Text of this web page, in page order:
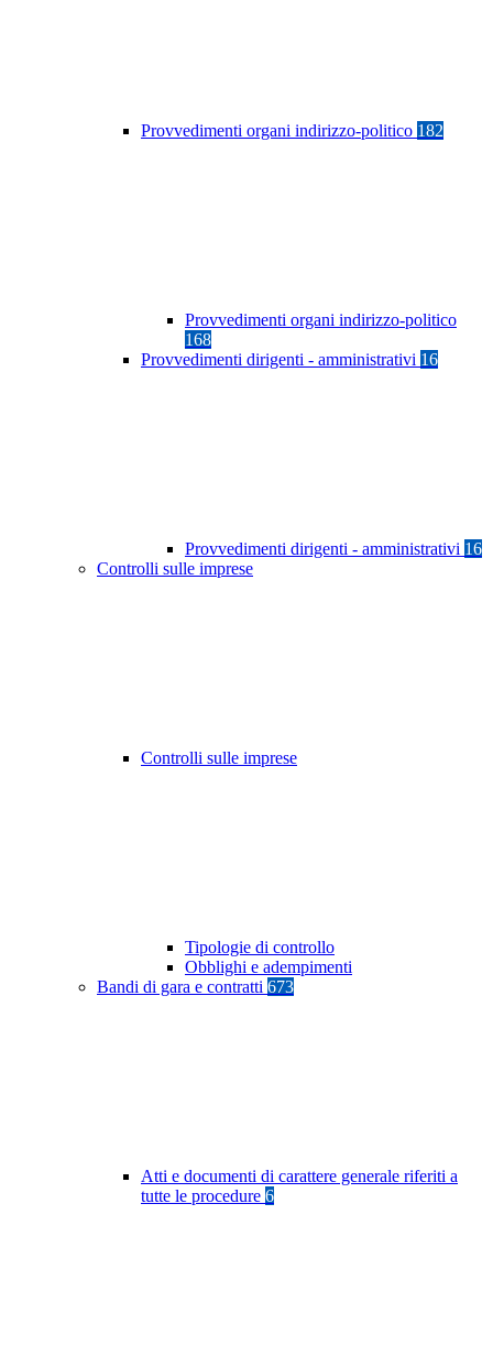
Provvedimenti organi indirizzo-politico 182
Provvedimenti organi indirizzo-politico
168
Provvedimenti dirigenti - amministrativi 16
Provvedimenti dirigenti - amministrativi 16
Controlli sulle imprese
Controlli sulle imprese
Tipologie di controllo
Obblighi e adempimenti
Bandi di gara e contratti 673
Atti e documenti di carattere generale riferiti a
tutte le procedure 6